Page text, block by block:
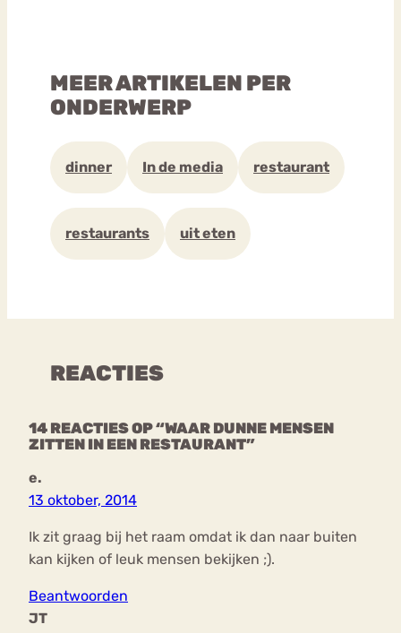
MEER ARTIKELEN PER
ONDERWERP
dinner In de media restaurant
restaurants uit eten
REACTIES
14 REACTIES OP “WAAR DUNNE MENSEN
ZITTEN IN EEN RESTAURANT”
e.
13 oktober, 2014
Ik zit graag bij het raam omdat ik dan naar buiten
kan kijken of leuk mensen bekijken ;).
Beantwoorden
JT